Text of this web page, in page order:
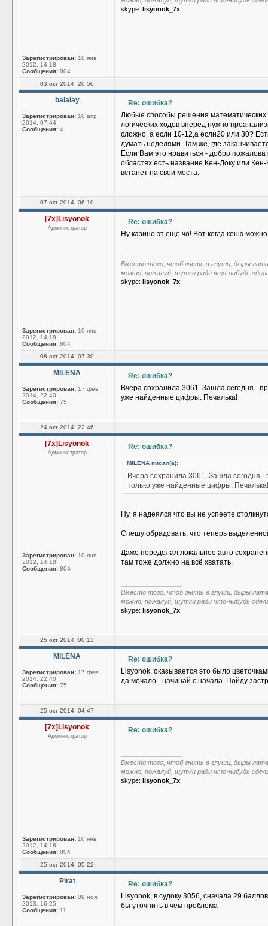
Зарегистрирован: 10 янв
2012, 14:18
Сообщения: 804
skype: lisyonok_7x
03 окт 2014, 20:50
balalay
Зарегистрирован: 10 апр
2014, 07:44
Сообщения: 4
Re: ошибка?
Любые способы решения математических
логических ходов вперед нужно
сложно, а если 10-12,а если20 или 30?
думать неделями. Там же, где
Если Вам это нравиться - добро
областях есть название Кен-Доку или
встанет на свои места.
07 окт 2014, 06:10
[7x]Lisyonok
Администратор
Зарегистрирован: 10 янв
2012, 14:18
Сообщения: 804
Re: ошибка?
Ну казино эт ещё чо! Вот когда коню
Вместо того, чтоб гнить в глуши, дыры
можно, пожалуй, шутки ради что-нибудь
skype: lisyonok_7x
08 окт 2014, 07:30
MILENA
Зарегистрирован: 17 фев
2014, 22:40
Сообщения: 75
Re: ошибка?
Вчера сохранила 3061. Зашла сегодня -
уже найденные цифры. Печалька!
24 окт 2014, 22:46
[7x]Lisyonok
Администратор
Зарегистрирован: 10 янв
2012, 14:18
Сообщения: 804
Re: ошибка?
MILENA писал(а):
Вчера сохранила 3061. Зашла сегодня -
только уже найденные цифры. Печалька!
Ну, я надеялся что вы не успеете
Спешу обрадовать, что теперь
Даже переделал локальное авто
там тоже должно на всё хватать.
Вместо того, чтоб гнить в глуши, дыры
можно, пожалуй, шутки ради что-нибудь
skype: lisyonok_7x
25 окт 2014, 00:13
MILENA
Зарегистрирован: 17 фев
2014, 22:40
Сообщения: 75
Re: ошибка?
Lisyonok, оказывается это было
да мочало - начинай с начала. Пойду
25 окт 2014, 04:47
[7x]Lisyonok
Администратор
Зарегистрирован: 10 янв
2012, 14:18
Сообщения: 804
Re: ошибка?
Вместо того, чтоб гнить в глуши, дыры
можно, пожалуй, шутки ради что-нибудь
skype: lisyonok_7x
25 окт 2014, 05:22
Pirat
Зарегистрирован: 09 ноя
2013, 16:25
Сообщения: 11
Re: ошибка?
Lisyonok, в судоку 3056, сначала 29
бы уточнить в чем проблема